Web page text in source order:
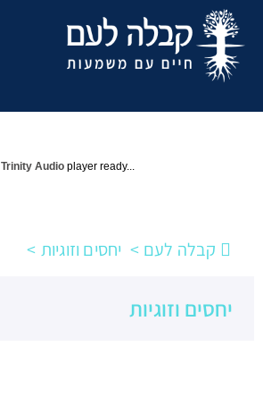
Trinity Audio player ready...
יחסים וזוגיות
יחסים וזוגיות